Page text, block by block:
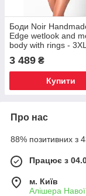
Боди Noir
Edge wetlook and
body with rings -
3 489 ₴
Купити
Про нас
88% позитивних з
Працює з
м. Київ
Алішера